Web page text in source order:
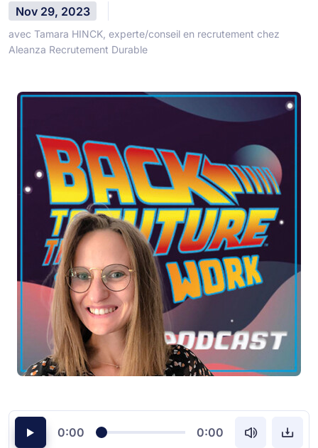
Nov 29, 2023
avec Tamara HINCK, experte/conseil en recrutement chez
Aleanza Recrutement Durable
0:00 0:00